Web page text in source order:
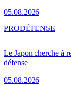
05.08.2026
Le Japon cherche à
défense
05.08.2026
PRODÉFENSE